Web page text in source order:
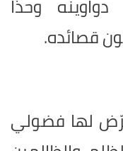
وحذا
قصائده.
لها فضولي